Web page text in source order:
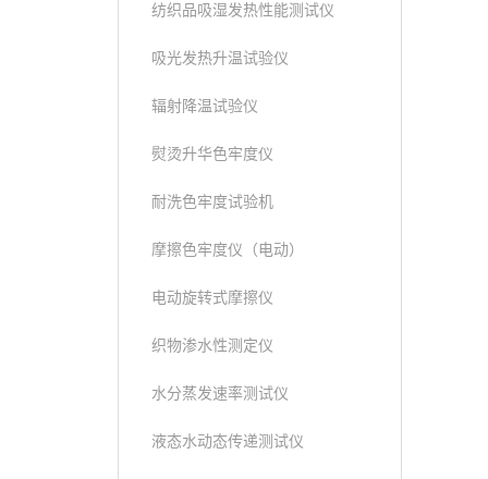
纺织品吸湿发热性能测试仪
吸光发热升温试验仪
辐射降温试验仪
熨烫升华色牢度仪
耐洗色牢度试验机
摩擦色牢度仪（电动）
电动旋转式摩擦仪
织物渗水性测定仪
水分蒸发速率测试仪
液态水动态传递测试仪